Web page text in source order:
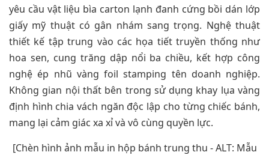
yêu cầu vật liệu bìa carton lạnh đanh cứng bồi dán lớp
giấy mỹ thuật có gân nhám sang trọng. Nghệ thuật
thiết kế tập trung vào các họa tiết truyền thống như
hoa sen, cung trăng dập nổi ba chiều, kết hợp công
nghệ ép nhũ vàng foil stamping tên doanh nghiệp.
Không gian nội thất bên trong sử dụng khay lụa vàng
định hình chia vách ngăn độc lập cho từng chiếc bánh,
mang lại cảm giác xa xỉ và vô cùng quyền lực.
[Chèn hình ảnh mẫu in hộp bánh trung thu - ALT: Mẫu